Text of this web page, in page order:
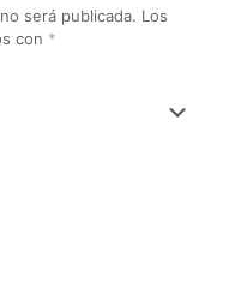
será publicada. Los
con *